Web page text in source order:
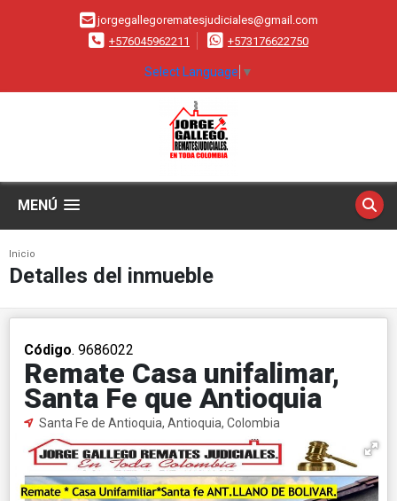
jorgegallegorematesjudiciales@gmail.com
+576045962211
+573176622750
Select Language ▼
MENÚ
Inicio
Detalles del inmueble
Código. 9686022
Remate Casa unifalimar,
Santa Fe que Antioquia
Santa Fe de Antioquia, Antioquia, Colombia